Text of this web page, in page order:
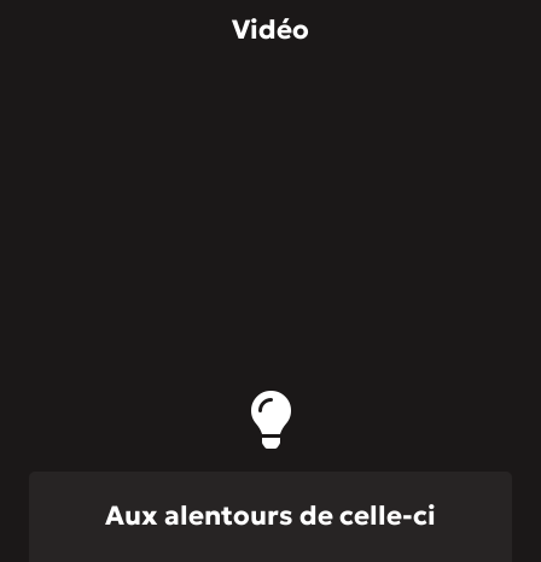
Vidéo
Aux alentours de celle-ci